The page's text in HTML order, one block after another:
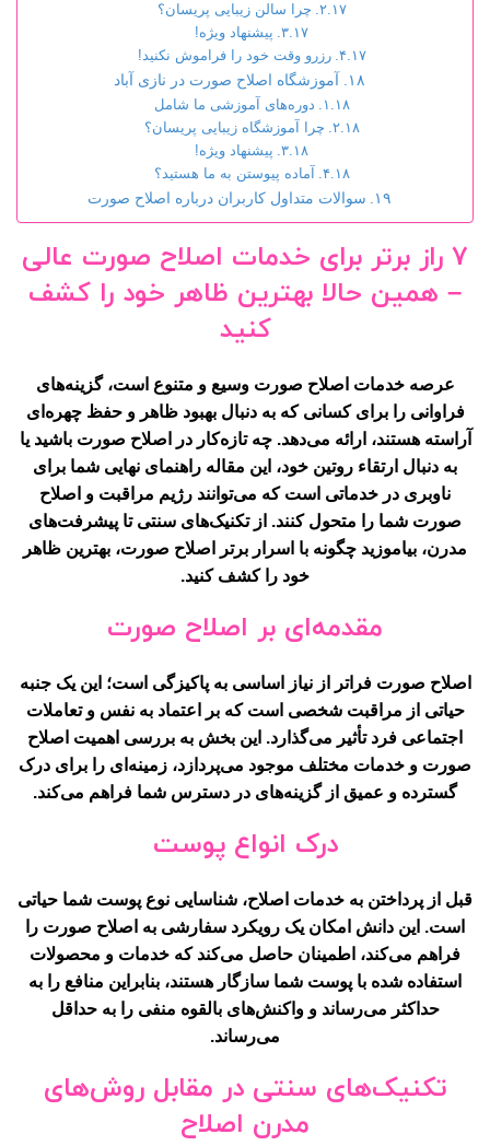
چرا سالن زیبایی پریسان؟
پیشنهاد ویژه!
رزرو وقت خود را فراموش نکنید!
آموزشگاه اصلاح صورت در نازی آباد
دوره‌های آموزشی ما شامل
چرا آموزشگاه زیبایی پریسان؟
پیشنهاد ویژه!
آماده پیوستن به ما هستید؟
سوالات متداول کاربران درباره اصلاح صورت
7 راز برتر برای خدمات اصلاح صورت عالی
– همین حالا بهترین ظاهر خود را کشف
کنید
عرصه خدمات اصلاح صورت وسیع و متنوع است، گزینه‌های
فراوانی را برای کسانی که به دنبال بهبود ظاهر و حفظ چهره‌ای
آراسته هستند، ارائه می‌دهد. چه تازه‌کار در اصلاح صورت باشید یا
به دنبال ارتقاء روتین خود، این مقاله راهنمای نهایی شما برای
ناوبری در خدماتی است که می‌توانند رژیم مراقبت و اصلاح
صورت شما را متحول کنند. از تکنیک‌های سنتی تا پیشرفت‌های
مدرن، بیاموزید چگونه با اسرار برتر اصلاح صورت، بهترین ظاهر
خود را کشف کنید.
مقدمه‌ای بر اصلاح صورت
اصلاح صورت فراتر از نیاز اساسی به پاکیزگی است؛ این یک جنبه
حیاتی از مراقبت شخصی است که بر اعتماد به نفس و تعاملات
اجتماعی فرد تأثیر می‌گذارد. این بخش به بررسی اهمیت اصلاح
صورت و خدمات مختلف موجود می‌پردازد، زمینه‌ای را برای درک
گسترده و عمیق از گزینه‌های در دسترس شما فراهم می‌کند.
درک انواع پوست
قبل از پرداختن به خدمات اصلاح، شناسایی نوع پوست شما حیاتی
است. این دانش امکان یک رویکرد سفارشی به اصلاح صورت را
فراهم می‌کند، اطمینان حاصل می‌کند که خدمات و محصولات
استفاده شده با پوست شما سازگار هستند، بنابراین منافع را به
حداکثر می‌رساند و واکنش‌های بالقوه منفی را به حداقل
می‌رساند.
تکنیک‌های سنتی در مقابل روش‌های
مدرن اصلاح